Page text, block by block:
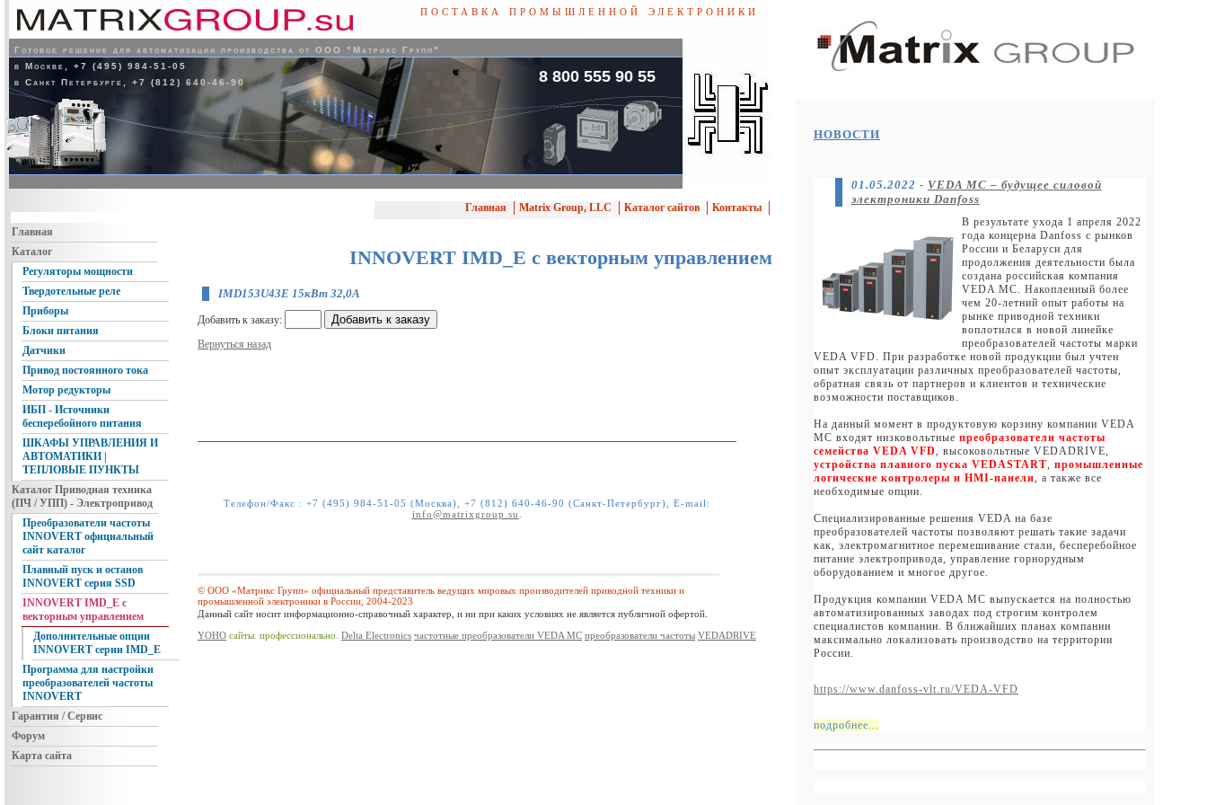
НОВОСТИ
01.05.2022 - VEDA MC – будущее силовой
электроники Danfoss
В результате ухода 1 апреля 2022
года концерна Danfoss c рынков
России и Беларуси для
продолжения деятельности была
создана российская компания
VEDA MC. Накопленный более
чем 20-летний опыт работы на
рынке приводной техники
воплотился в новой линейке
преобразователей частоты марки
VEDA VFD. При разработке новой продукции был учтен
опыт эксплуатации различных преобразователей частоты,
обратная связь от партнеров и клиентов и технические
возможности поставщиков.
На данный момент в продуктовую корзину компании VEDA
MC входят низковольтные преобразователи частоты
семейства VEDA VFD, высоковольтные VEDADRIVE,
устройства плавного пуска VEDASTART, промышленные
логические контролеры и HMI-панели, а также все
необходимые опции.
Специализированные решения VEDA на базе
преобразователей частоты позволяют решать такие задачи
как, электромагнитное перемешивание стали, бесперебойное
питание электропривода, управление горнорудным
оборудованием и многое другое.
Продукция компании VEDA MC выпускается на полностью
автоматизированных заводах под строгим контролем
специалистов компании. В ближайших планах компании
максимально локализовать производство на территории
России.
https://www.danfoss-vlt.ru/VEDA-VFD
подробнее...
поставка промышленной электроники
Готовое решение для автоматизации производства от ООО "Матрикс Групп"
в Москве, +7 (495) 984-51-05
в Санкт Петербурге, +7 (812) 640-46-90
8 800 555 90 55
Главная Matrix Group, LLC Каталог сайтов
Контакты
Главная
Каталог
Регуляторы мощности
Твердотельные реле
Приборы
Блоки питания
Датчики
Привод постоянного тока
Мотор редукторы
ИБП - Источники
бесперебойного питания
ШКАФЫ УПРАВЛЕНИЯ И
АВТОМАТИКИ |
ТЕПЛОВЫЕ ПУНКТЫ
Каталог Приводная техника
(ПЧ / УПП) - Электропривод
Преобразователи частоты
INNOVERT официальный
сайт каталог
Плавный пуск и останов
INNOVERT серия SSD
INNOVERT IMD_E с
векторным управлением
Дополнительные опции
INNOVERT серии IMD_E
Программа для настройки
преобразователей частоты
INNOVERT
Гарантия / Сервис
Форум
Карта сайта
INNOVERT IMD_E с векторным управлением
IMD153U43E 15кВт 32,0А
Добавить к заказу:
Вернуться назад
Телефон/Факс : +7 (495) 984-51-05 (Москва), +7 (812) 640-46-90 (Санкт-Петербург) , E-mail:
info@matrixgroup.su
© ООО «Матрикс Групп» официальный представитель ведущих мировых производителей приводной техники и
промышленной электроники в России, 2004-2023
Данный сайт носит информационно-справочный характер, и ни при каких условиях не является публичной офертой.
YOHO сайты. профессионально. Delta Electronics частотные преобразователи VEDA MC преобразователи частоты VEDADRIVE